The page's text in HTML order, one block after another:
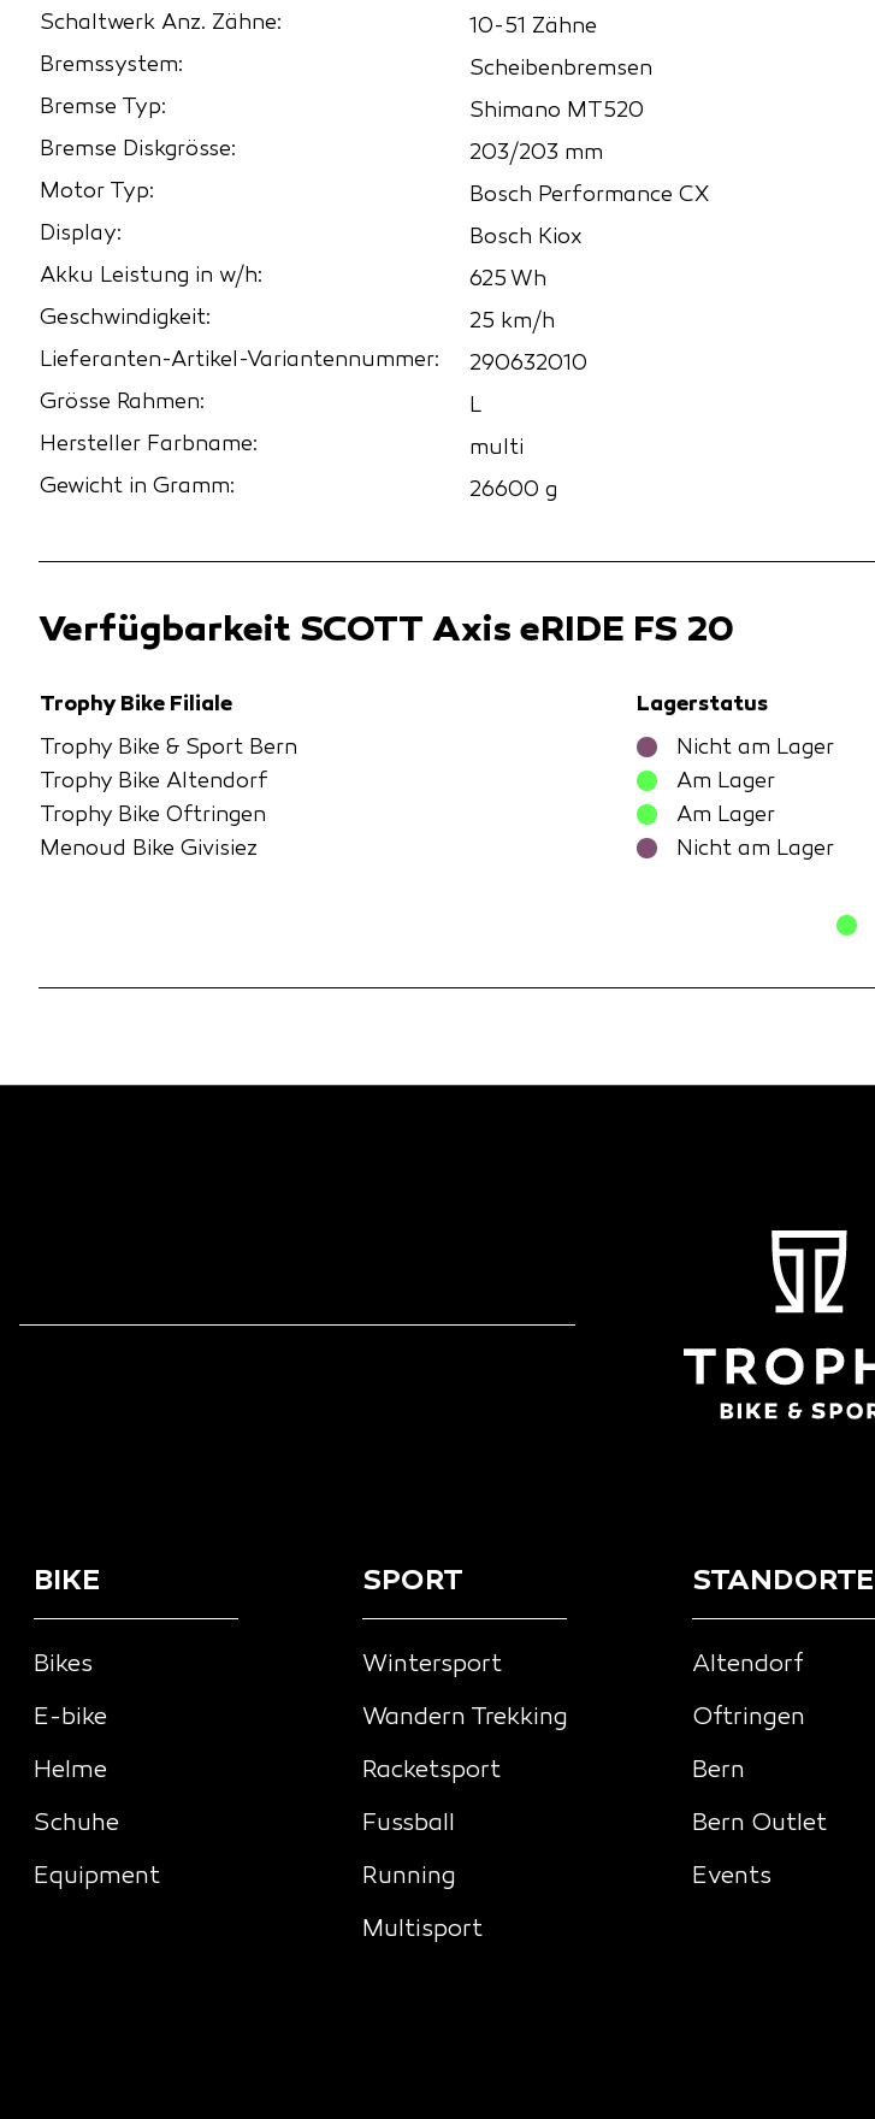
Schaltwerk Anz. Zähne:
10-51 Zähne
Bremssystem:
Scheibenbremsen
Bremse Typ:
Shimano MT520
Bremse Diskgrösse:
203/203 mm
Motor Typ:
Bosch Performance CX
Display:
Bosch Kiox
Akku Leistung in w/h:
625 Wh
Geschwindigkeit:
25 km/h
Lieferanten-Artikel-Variantennummer:
290632010
Grösse Rahmen:
L
Hersteller Farbname:
multi
Gewicht in Gramm:
26600 g
Verfügbarkeit SCOTT Axis eRIDE FS 20
Trophy Bike Filiale
Lagerstatus
Trophy Bike & Sport Bern
Nicht am Lager
Trophy Bike Altendorf
Am Lager
Trophy Bike Oftringen
Am Lager
Menoud Bike Givisiez
Nicht am Lager
BIKE
Bikes
E-bike
Helme
Schuhe
Equipment
SPORT
Wintersport
Wandern Trekking
Racketsport
Fussball
Running
Multisport
STANDORTE
Altendorf
Oftringen
Bern
Bern Outlet
Events